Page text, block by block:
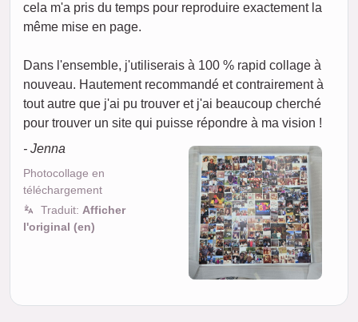
cela m'a pris du temps pour reproduire exactement la
même mise en page.
Dans l'ensemble, j'utiliserais à 100 % rapid collage à
nouveau. Hautement recommandé et contrairement à
tout autre que j'ai pu trouver et j'ai beaucoup cherché
pour trouver un site qui puisse répondre à ma vision !
- Jenna
Photocollage en
téléchargement
Traduit: Afficher
l'original (en)